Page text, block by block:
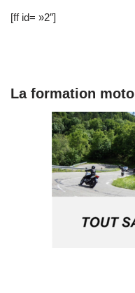
[ff id= »2″]
La formation moto